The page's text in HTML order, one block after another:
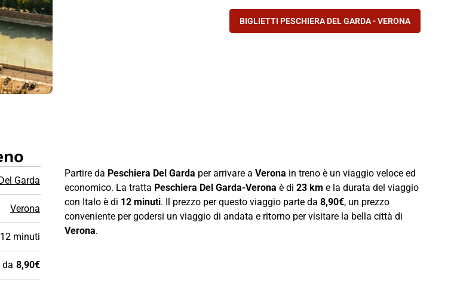
BIGLIETTI PESCHIERA DEL GARDA - VERONA
Garda
Verona
12 minuti
da 8,90€
Partire da Peschiera Del Garda per arrivare a Verona in treno è un viaggio veloce ed
economico. La tratta Peschiera Del Garda-Verona è di 23 km e la durata del viaggio
con Italo è di 12 minuti. Il prezzo per questo viaggio parte da 8,90€, un prezzo
conveniente per godersi un viaggio di andata e ritorno per visitare la bella città di
Verona.